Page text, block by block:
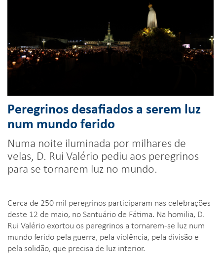
Peregrinos desafiados a serem luz
num mundo ferido
Numa noite iluminada por milhares de
velas, D. Rui Valério pediu aos peregrinos
para se tornarem luz no mundo.
Cerca de 250 mil peregrinos participaram nas celebrações
deste 12 de maio, no Santuário de Fátima. Na homilia, D.
Rui Valério exortou os peregrinos a tornarem-se luz num
mundo ferido pela guerra, pela violência, pela divisão e
pela solidão, que precisa de luz interior.